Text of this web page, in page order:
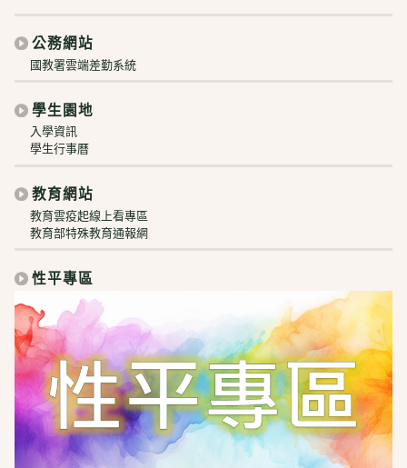
公務網站
國教署雲端差勤系統
學生園地
入學資訊
學生行事曆
教育網站
教育雲疫起線上看專區
教育部特殊教育通報網
性平專區